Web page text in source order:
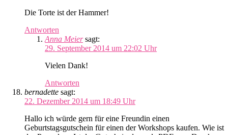
Die Torte ist der Hammer!
Antworten
Anna Meier sagt:
29. September 2014 um 22:02 Uhr
Vielen Dank!
Antworten
bernadette sagt:
22. Dezember 2014 um 18:49 Uhr
Hallo ich würde gern für eine Freundin einen
Geburtstagsgutschein für einen der Workshops kaufen. Wie ist